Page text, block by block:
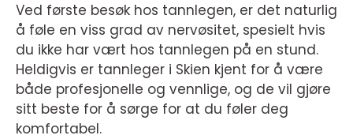
Ved første besøk hos tannlegen, er det naturlig
å føle en viss grad av nervøsitet, spesielt hvis
du ikke har vært hos tannlegen på en stund.
Heldigvis er tannleger i Skien kjent for å være
både profesjonelle og vennlige, og de vil gjøre
sitt beste for å sørge for at du føler deg
komfortabel.